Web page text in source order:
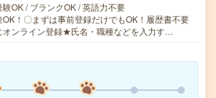
OK / ブランクOK / 英語力不要
！〇まずは事前登録だけでもOK！履歴書不要
オンライン登録★氏名・職種などを入力す…